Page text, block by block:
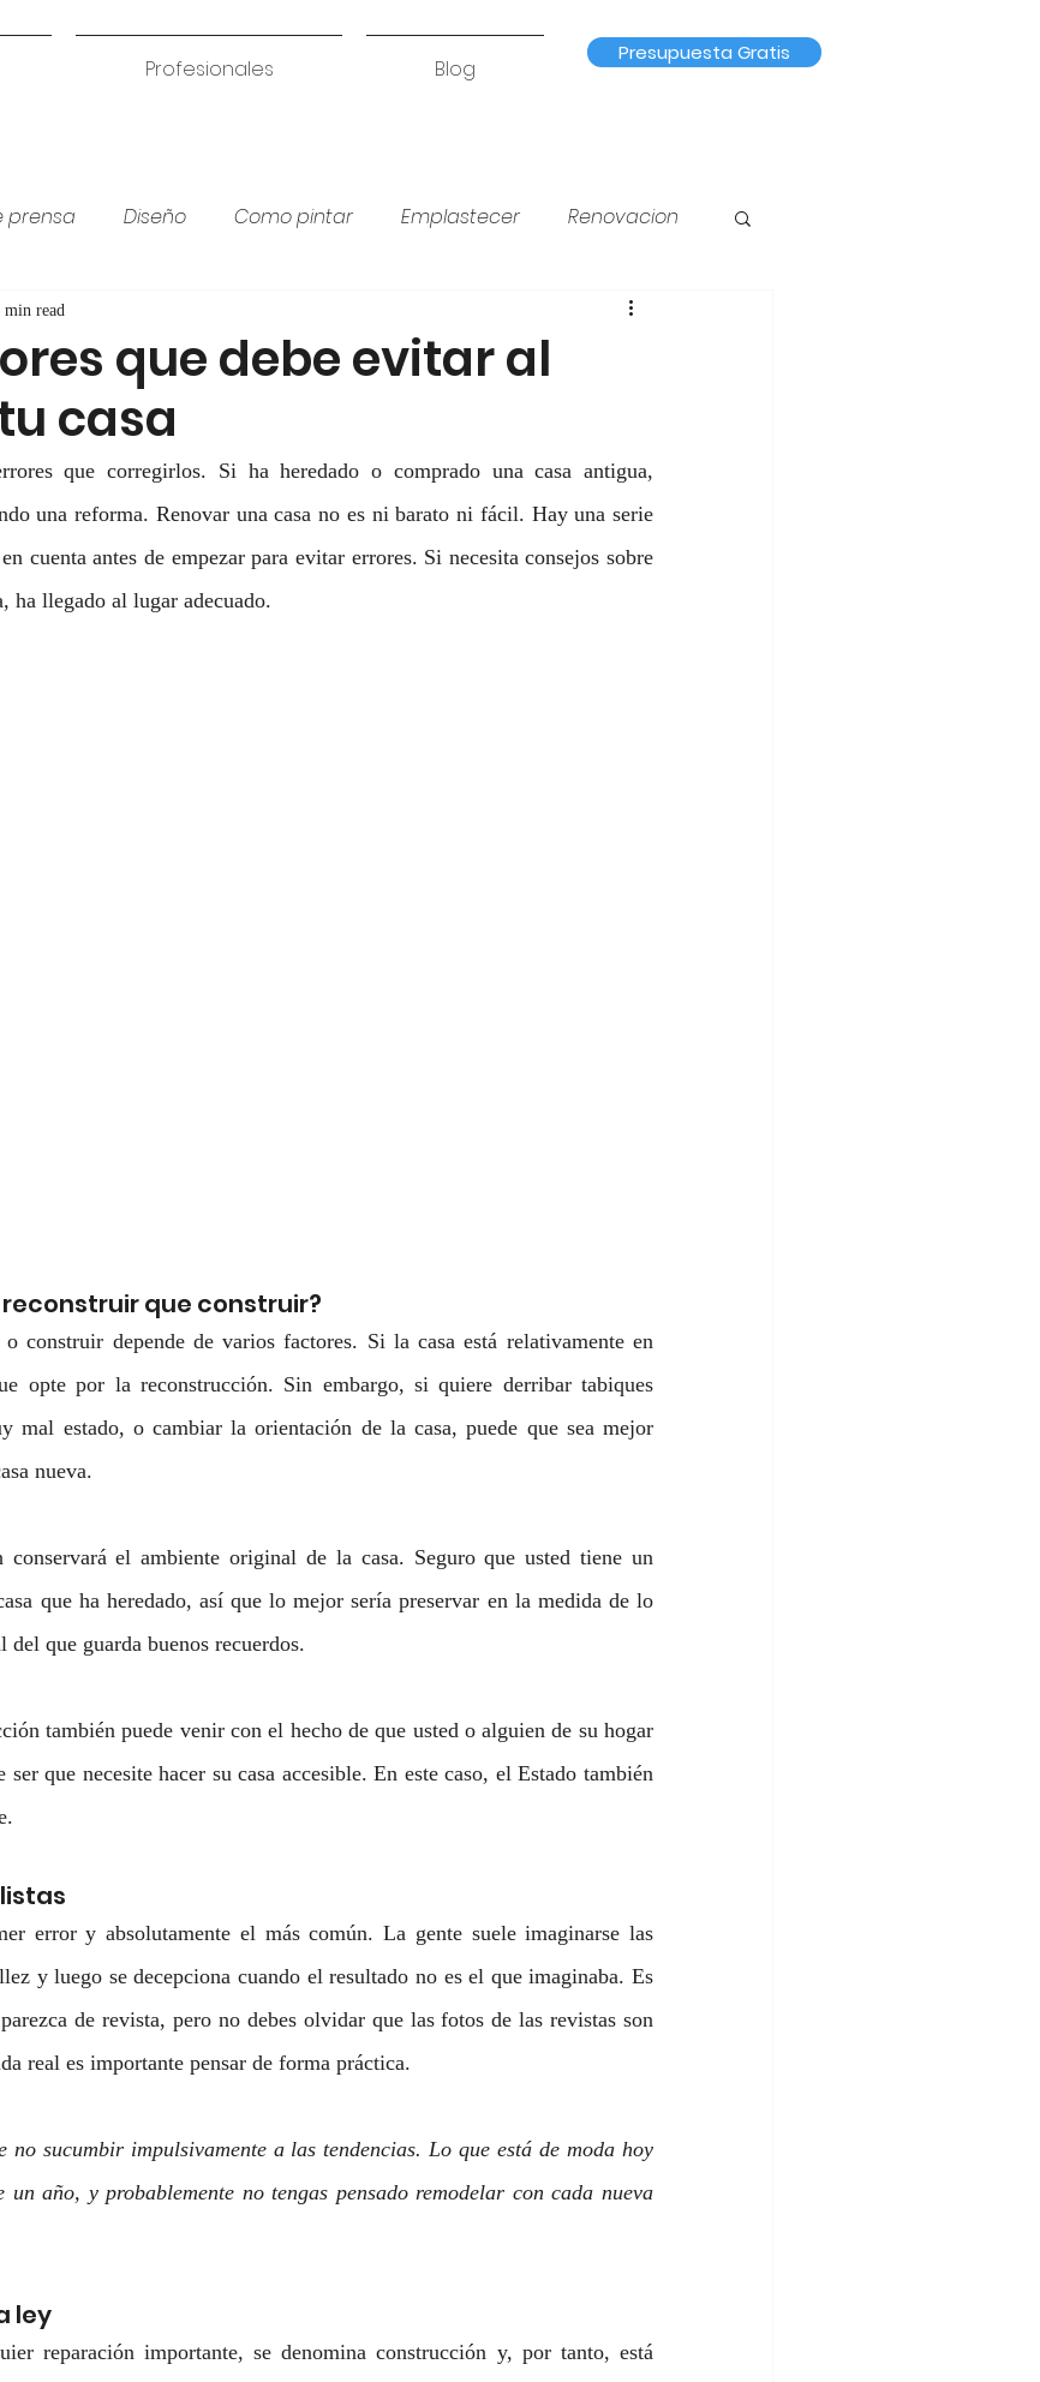
Profesionales Blog
Presupuesta Gratis
prensa Diseño Como pintar Emplastecer Renovacion
Colores para habitación Iluminación
que debe evitar al
casa
min read
que corregirlos. Si ha heredado o comprado una casa antigua,
una reforma. Renovar una casa no es ni barato ni fácil. Hay una serie
cuenta antes de empezar para evitar errores. Si necesita consejos sobre
ha llegado al lugar adecuado.
reconstruir que construir?
construir depende de varios factores. Si la casa está relativamente en
opte por la reconstrucción. Sin embargo, si quiere derribar tabiques
mal estado, o cambiar la orientación de la casa, puede que sea mejor
nueva.
conservará el ambiente original de la casa. Seguro que usted tiene un
que ha heredado, así que lo mejor sería preservar en la medida de lo
que guarda buenos recuerdos.
también puede venir con el hecho de que usted o alguien de su hogar
ser que necesite hacer su casa accesible. En este caso, el Estado también
error y absolutamente el más común. La gente suele imaginarse las
y luego se decepciona cuando el resultado no es el que imaginaba. Es
de revista, pero no debes olvidar que las fotos de las revistas son
real es importante pensar de forma práctica.
no sucumbir impulsivamente a las tendencias. Lo que está de moda hoy
un año, y probablemente no tengas pensado remodelar con cada nueva
ley
reparación importante, se denomina construcción y, por tanto, está